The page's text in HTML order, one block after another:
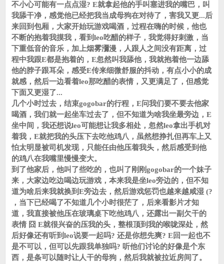
不小心可能有一点点湿? E就拿起他的手叫塞进我的嘴巴，叫
我舔干净，感觉他已经把我当成母狗在对待了，害我又更...后
来回到包厢，大家开始玩游戏喝酒，过程在嗨的时候，他也
不断的抱着我摸我，看到leo吃醋的样子，我觉得好刺激，当
下重低音的音乐，加上烟雾瀰漫，人跟人之间没有距离，过
程中我跟E都是抱着的，E忽然叫我舔他，我就抱着他一边舔
他的脖子跟耳朵，感受E传来细微舒服的抖动，有点小小的成
就感，然后一边看着leo那吃醋的表情，又更满足了，但感觉
下面又更湿了...
几个小时过去，结束gogobar的行程，E问我们要不要去他家
喝酒，我们就一起坐车过去了，但不知道为啥我坐最旁边，E
坐中间，我还想说leo可能想让我多相处，忽然leo拿出手机对
着我，E就把我的头压下去吃他鸡八，虽然想挣扎但再车上又
怕太明显被司机发现，只能任由他压着我头，然后感受到他
的鸡八在我嘴里慢慢变大。
到了他家后，他叫了些吃的，也叫了刚刚gogobar的一个妹子
来，大家边吃边喝边玩游戏，本来我是坐leo旁边的，但不知
道为啥后来我就换到E旁边去，然后游戏惩罚也越来越咸湿 (?
，当下已经喝了不知道几个小时很茫了，后来看影片才知
道，我直接被他压在玻璃桌下吃他鸡八，还露出一副欠干的
表情 囧 E就很兴奋的压我的头，整根顶到我的喉咙深处，然
后好像还有听到leo说要一起吗? 还是你想先爽? E回一起也不
是不可以，但可以先跟我单独吗? 听他们讨论的好像是个东
西，是条可以随时让人干的母狗，然后我就被拉近房间了。